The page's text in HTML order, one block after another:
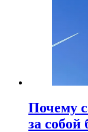
Почему
за собой